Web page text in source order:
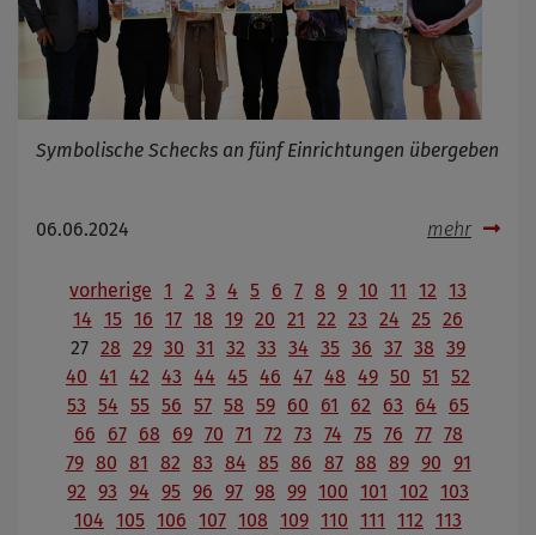
Symbolische Schecks an fünf Einrichtungen übergeben
06.06.2024 mehr
vorherige 1 2 3 4 5 6 7 8 9 10 11 12 13
14 15 16 17 18 19 20 21 22 23 24 25 26
27 28 29 30 31 32 33 34 35 36 37 38 39
40 41 42 43 44 45 46 47 48 49 50 51
52
53 54 55 56 57 58 59 60 61 62 63 64
65
66
67 68 69 70 71 72 73 74 75 76 77 78
79 80 81 82 83 84 85 86 87 88 89 90 91
92 93 94 95 96 97 98 99 100 101 102 103
104 105 106 107 108 109 110 111 112 113